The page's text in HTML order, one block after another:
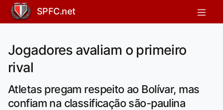
SPFC.net
Jogadores avaliam o primeiro
rival
Atletas pregam respeito ao Bolívar, mas
confiam na classificação são-paulina